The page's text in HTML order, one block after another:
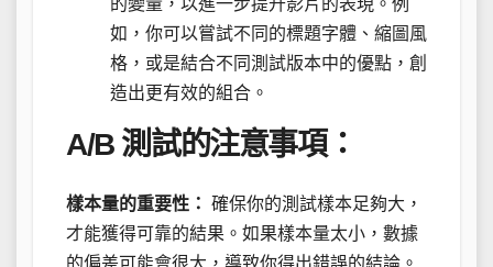
的變量，以進一步提升影片的表現。例
如，你可以嘗試不同的標題字體、縮圖風
格，或是結合不同測試版本中的優點，創
造出更有效的組合。
A/B 測試的注意事項：
樣本量的重要性： 確保你的測試樣本足夠大，
才能獲得可靠的結果。如果樣本量太小，數據